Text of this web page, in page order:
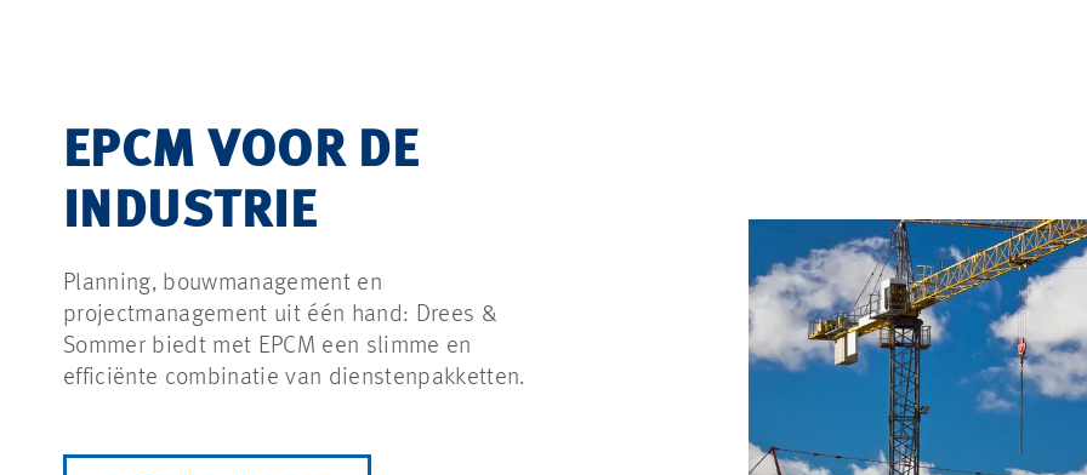
EPCM VOOR DE
INDUSTRIE
Planning, bouwmanagement en
projectmanagement uit één hand: Drees &
Sommer biedt met EPCM een slimme en
efficiënte combinatie van dienstenpakketten.